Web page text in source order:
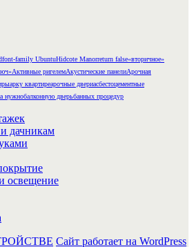
font-family UbuntuHidcote Manorreturn false«вторичное»
Активные ригелемАкустические панелиАрочная
арку квартиреарочные двериасбестоцементные
нужнобалконную дверьбанных процедур
дачникам
освещение
Сайт работает на WordPress